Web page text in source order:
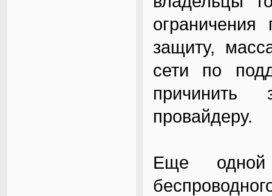
защиту,
сети по
причинить
провайдеру.
Еще одной